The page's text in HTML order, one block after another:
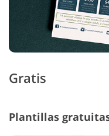
Gratis